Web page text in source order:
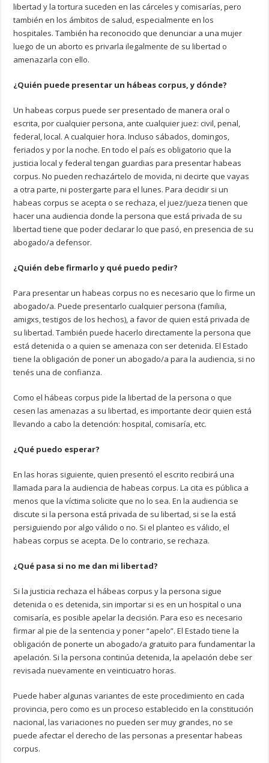
libertad y la tortura suceden en las cárceles y comisarías, pero
también en los ámbitos de salud, especialmente en los
hospitales. También ha reconocido que denunciar a una mujer
luego de un aborto es privarla ilegalmente de su libertad o
amenazarla con ello.
¿Quién puede presentar un hábeas corpus, y dónde?
Un habeas corpus puede ser presentado de manera oral o
escrita, por cualquier persona, ante cualquier juez: civil, penal,
federal, local. A cualquier hora. Incluso sábados, domingos,
feriados y por la noche. En todo el país es obligatorio que la
justicia local y federal tengan guardias para presentar habeas
corpus. No pueden rechazártelo de movida, ni decirte que vayas
a otra parte, ni postergarte para el lunes. Para decidir si un
habeas corpus se acepta o se rechaza, el juez/jueza tienen que
hacer una audiencia donde la persona que está privada de su
libertad tiene que poder declarar lo que pasó, en presencia de su
abogado/a defensor.
¿Quién debe firmarlo y qué puedo pedir?
Para presentar un habeas corpus no es necesario que lo firme un
abogado/a. Puede presentarlo cualquier persona (familia,
amigxs, testigos de los hechos), a favor de quien está privada de
su libertad. También puede hacerlo directamente la persona que
está detenida o a quien se amenaza con ser detenida. El Estado
tiene la obligación de poner un abogado/a para la audiencia, si no
tenés una de confianza.
Como el hábeas corpus pide la libertad de la persona o que
cesen las amenazas a su libertad, es importante decir quien está
llevando a cabo la detención: hospital, comisaría, etc.
¿Qué puedo esperar?
En las horas siguiente, quien presentó el escrito recibirá una
llamada para la audiencia de habeas corpus. La cita es pública a
menos que la víctima solicite que no lo sea. En la audiencia se
discute si la persona está privada de su libertad, si se la está
persiguiendo por algo válido o no. Si el planteo es válido, el
habeas corpus se acepta. De lo contrario, se rechaza.
¿Qué pasa si no me dan mi libertad?
Si la justicia rechaza el hábeas corpus y la persona sigue
detenida o es detenida, sin importar si es en un hospital o una
comisaría, es posible apelar la decisión. Para eso es necesario
firmar al pie de la sentencia y poner “apelo”. El Estado tiene la
obligación de ponerte un abogado/a gratuito para fundamentar la
apelación. Si la persona continúa detenida, la apelación debe ser
revisada nuevamente en veinticuatro horas.
Puede haber algunas variantes de este procedimiento en cada
provincia, pero como es un proceso establecido en la constitución
nacional, las variaciones no pueden ser muy grandes, no se
puede afectar el derecho de las personas a presentar habeas
corpus.